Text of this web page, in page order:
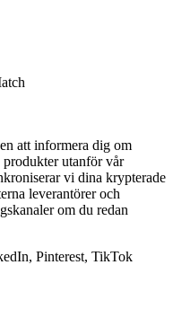
att informera dig om
utanför vår
vi dina krypterade
leverantörer och
om du redan
Pinterest, TikTok